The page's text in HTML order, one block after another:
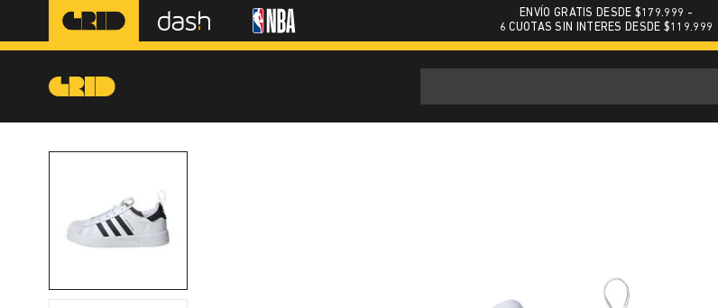
ENVÍO GRATIS DESDE $179.999 -
6 CUOTAS SIN INTERES DESDE $119.999